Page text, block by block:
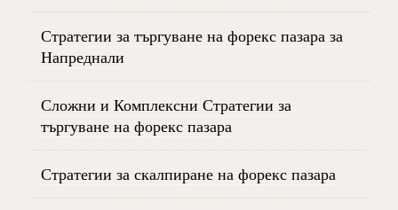
Стратегии за търгуване на форекс пазара за
Напреднали
Сложни и Комплексни Стратегии за
търгуване на форекс пазара
Стратегии за скалпиране на форекс пазара